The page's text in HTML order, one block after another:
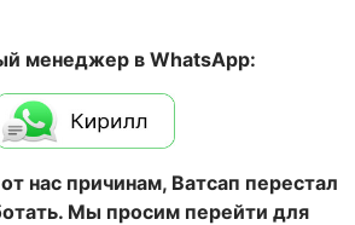
менеджер в WhatsApp:
нас причинам, Ватсап перестал
Мы просим перейти для